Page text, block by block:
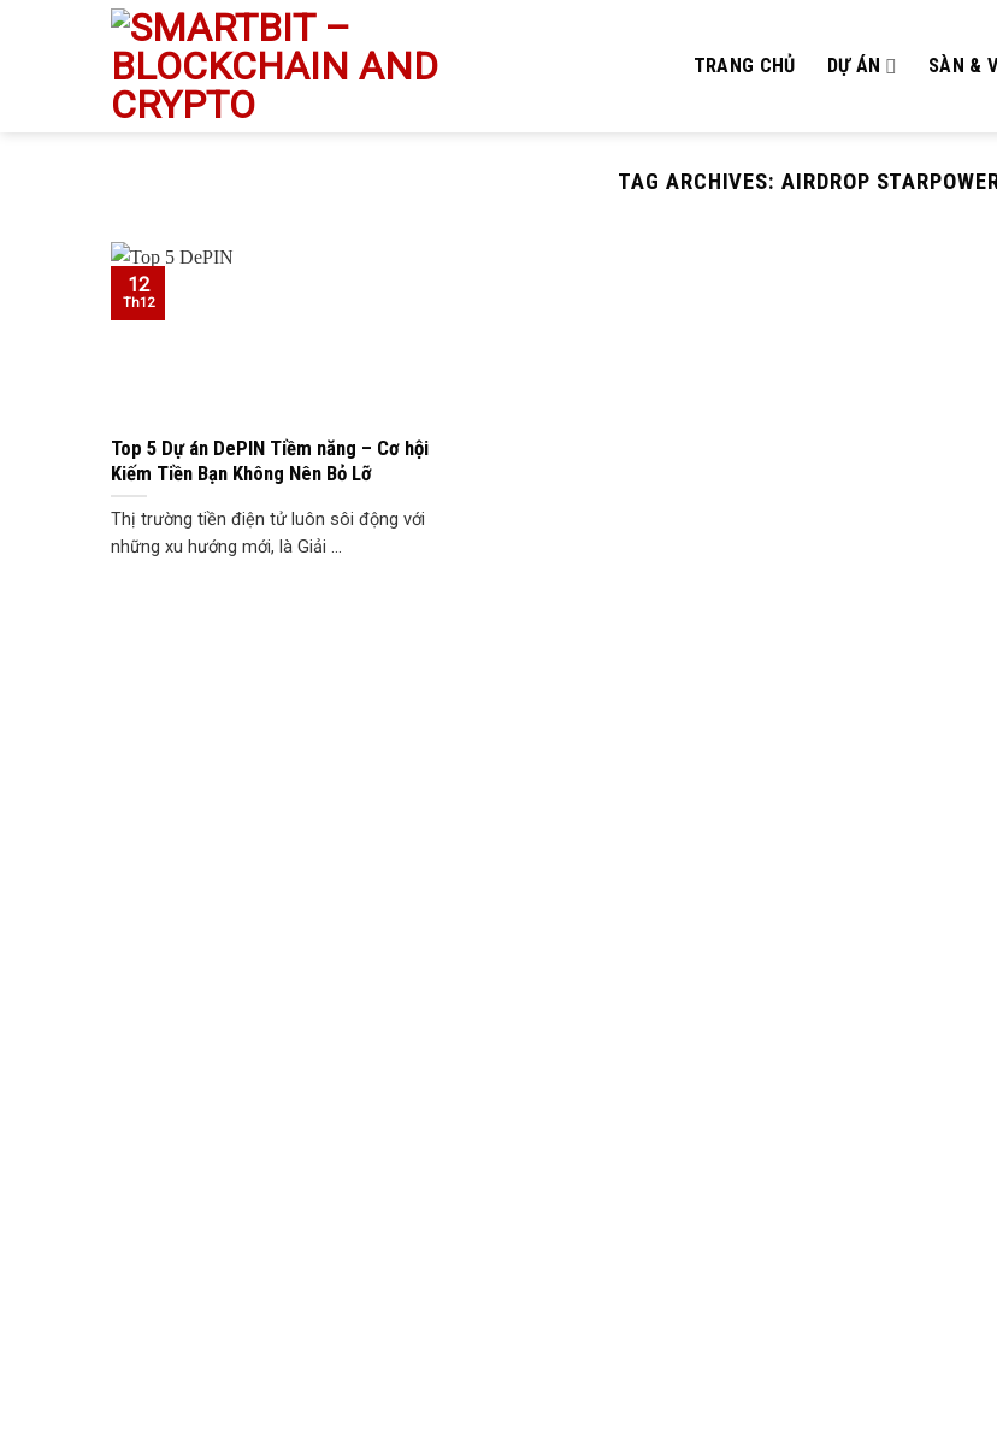
TRANG CHỦ DỰ ÁN SÀN &
TAG ARCHIVES:AIRDROP
Top 5 Dự án DePIN Tiềm năng – Cơ hội
Kiếm Tiền Bạn Không Nên Bỏ Lỡ
Thị trường tiền điện tử luôn sôi động với
những xu hướng mới, là Giải ...
12
Th12